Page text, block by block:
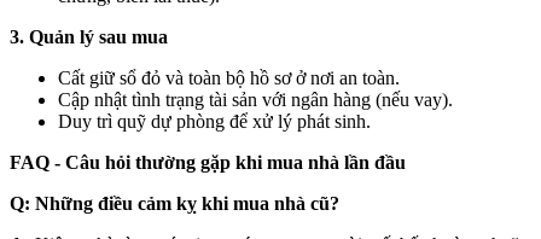
3. Quản lý sau mua
Cất giữ sổ đỏ và toàn bộ hồ sơ ở nơi an toàn.
Cập nhật tình trạng tài sản với ngân hàng (nếu vay).
Duy trì quỹ dự phòng để xử lý phát sinh.
FAQ - Câu hỏi thường gặp khi mua nhà lần đầu
Q: Những điều cảm kỵ khi mua nhà cũ?